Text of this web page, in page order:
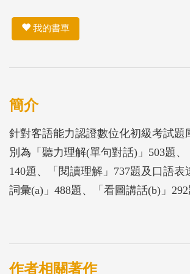
我的書單
簡介
針對客語能力認證數位化初級考試題
別為「聽力理解(單句對話)」503題、
140題、「閱讀理解」737題及口語表
詞彙(a)」488題、「看圖講話(b)」
問題)、「看圖說話」16題及「華語轉
作練習。
作者相關著作